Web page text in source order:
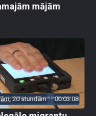
mājām
20 stundām 00:03:08